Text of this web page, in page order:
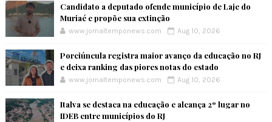
Candidato a deputado ofende município de Laje do
Muriaé e propõe sua extinção
www.jornaltemponews.com Aug 10, 2026
Porciúncula registra maior avanço da educação no RJ
e deixa ranking das piores notas do estado
www.jornaltemponews.com Aug 10, 2026
Italva se destaca na educação e alcança 2º lugar no
IDEB entre municípios do RJ